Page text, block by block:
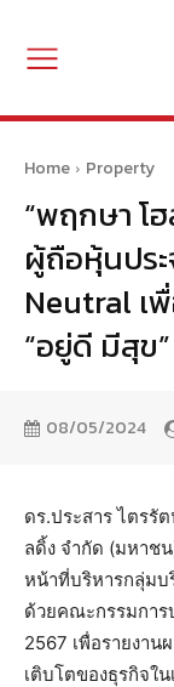
Home Property
“พฤกษา โ
ผู้ถือหุ้นปร
Neutral เ
“อยู่ดี มีสุข”
08/05/2024
ดร.ประสาร ไตรรั
ลดิ้ง จำกัด (มหาช
หน้าที่บริหารกลุ่มบ
ด้วยคณะกรรมกา
2567 เพื่อรายงาน
เติบโตของธุรกิจใน